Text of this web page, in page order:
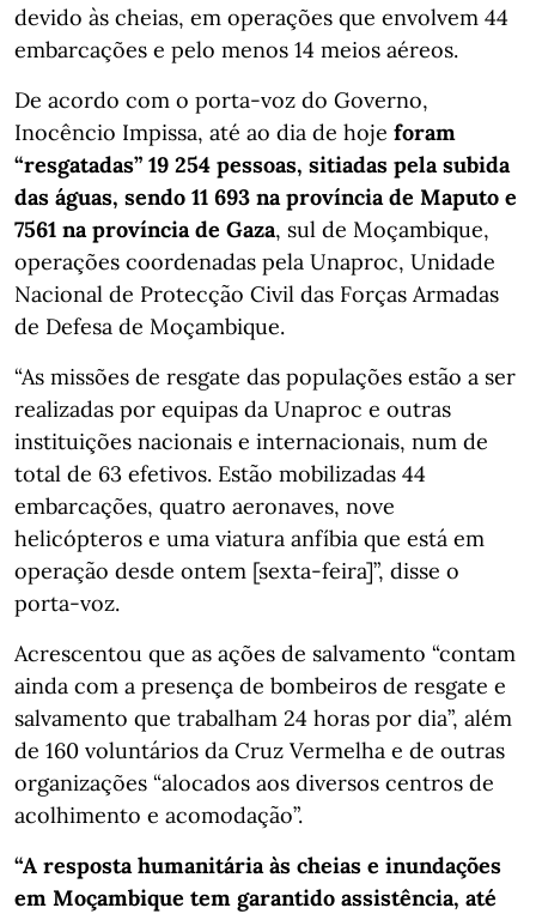
devido às cheias, em operações que envolvem 44
embarcações e pelo menos 14 meios aéreos.
De acordo com o porta-voz do Governo,
Inocêncio Impissa, até ao dia de hoje foram
“resgatadas” 19 254 pessoas, sitiadas pela subida
das águas, sendo 11 693 na província de Maputo e
7561 na província de Gaza, sul de Moçambique,
operações coordenadas pela Unaproc, Unidade
Nacional de Protecção Civil das Forças Armadas
de Defesa de Moçambique.
“As missões de resgate das populações estão a ser
realizadas por equipas da Unaproc e outras
instituições nacionais e internacionais, num de
total de 63 efetivos. Estão mobilizadas 44
embarcações, quatro aeronaves, nove
helicópteros e uma viatura anfíbia que está em
operação desde ontem [sexta-feira]”, disse o
porta-voz.
Acrescentou que as ações de salvamento “contam
ainda com a presença de bombeiros de resgate e
salvamento que trabalham 24 horas por dia”, além
de 160 voluntários da Cruz Vermelha e de outras
organizações “alocados aos diversos centros de
acolhimento e acomodação”.
“A resposta humanitária às cheias e inundações
em Moçambique tem garantido assistência, até